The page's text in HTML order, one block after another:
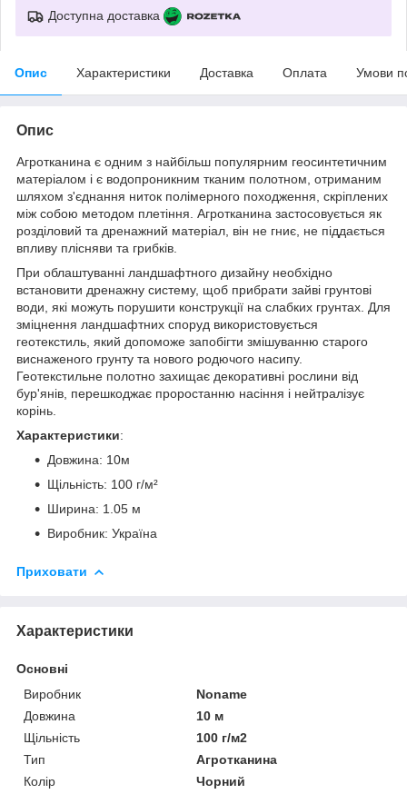
Доступна доставка
Опис Характеристики Доставка Оплата Умови
Опис
Агротканина є одним з найбільш популярним геосинтетичним
матеріалом і є водопроникним тканим полотном, отриманим
шляхом з'єднання ниток полімерного походження, скріплених
між собою методом плетіння. Агротканина застосовується як
розділовий та дренажний матеріал, він не гниє, не піддається
впливу плісняви та грибків.
При облаштуванні ландшафтного дизайну необхідно
встановити дренажну систему, щоб прибрати зайві грунтові
води, які можуть порушити конструкції на слабких грунтах. Для
зміцнення ландшафтних споруд використовується
геотекстиль, який допоможе запобігти змішуванню старого
виснаженого грунту та нового родючого насипу.
Геотекстильне полотно захищає декоративні рослини від
бур'янів, перешкоджає проростанню насіння і нейтралізує
корінь.
Характеристики:
Довжина: 10м
Щільність: 100 г/м²
Ширина: 1.05 м
Виробник: Україна
Приховати
Характеристики
Основні
Виробник
Noname
Довжина
10 м
Щільність
100 г/м2
Тип
Агротканина
Колір
Чорний